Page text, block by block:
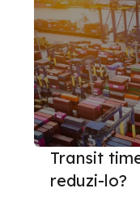
Transit
reduzi-lo?